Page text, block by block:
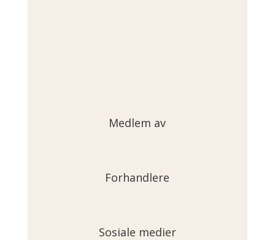
Medlem av
Forhandlere
Sosiale medier